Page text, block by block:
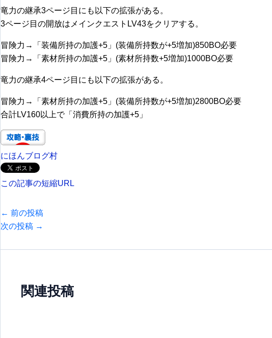
竜力の継承3ページ目にも以下の拡張がある。
3ページ目の開放はメインクエストLV43をクリアする。
冒険力→「装備所持の加護+5」(装備所持数が+5増加)850BO必要
冒険力→「素材所持の加護+5」(素材所持数+5増加)1000BO必要
竜力の継承4ページ目にも以下の拡張がある。
冒険力→「素材所持の加護+5」(装備所持数が+5増加)2800BO必要
合計LV160以上で「消費所持の加護+5」
にほんブログ村
この記事の短縮URL
← 前の投稿
次の投稿 →
関連投稿